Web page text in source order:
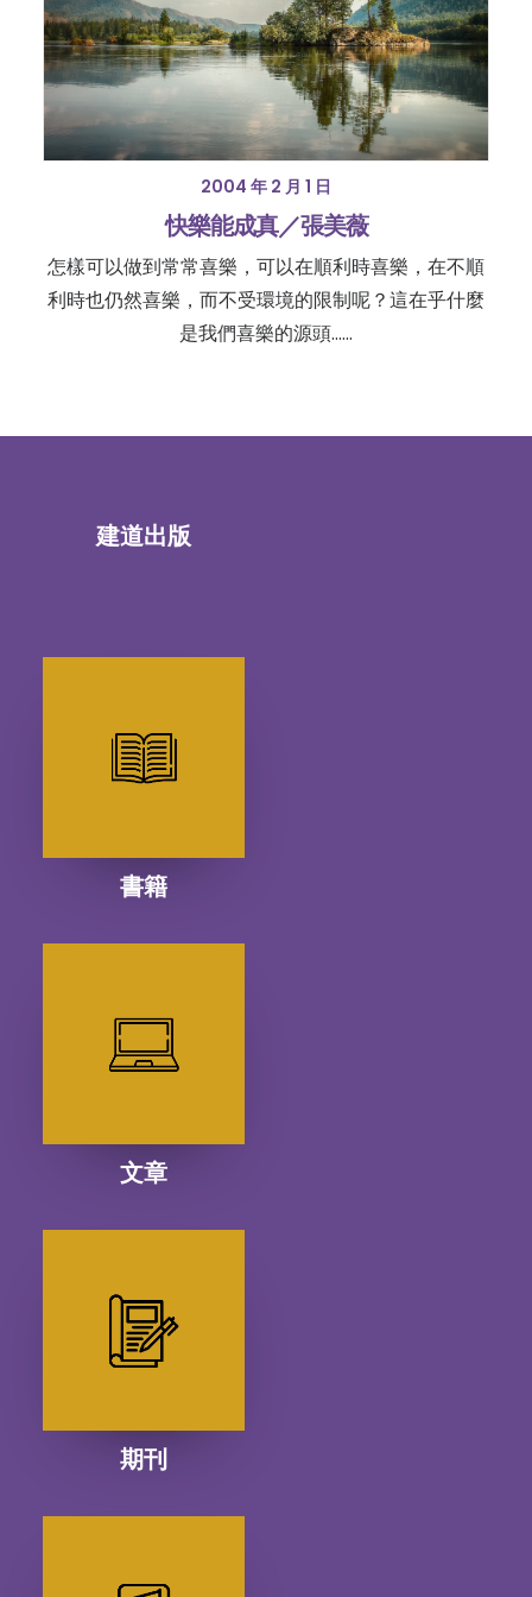
2004 年 2 月 1 日
快樂能成真／張美薇
怎樣可以做到常常喜樂，可以在順利時喜樂，在不順
利時也仍然喜樂，而不受環境的限制呢？這在乎什麼
是我們喜樂的源頭......
建道出版
書籍
文章
期刊